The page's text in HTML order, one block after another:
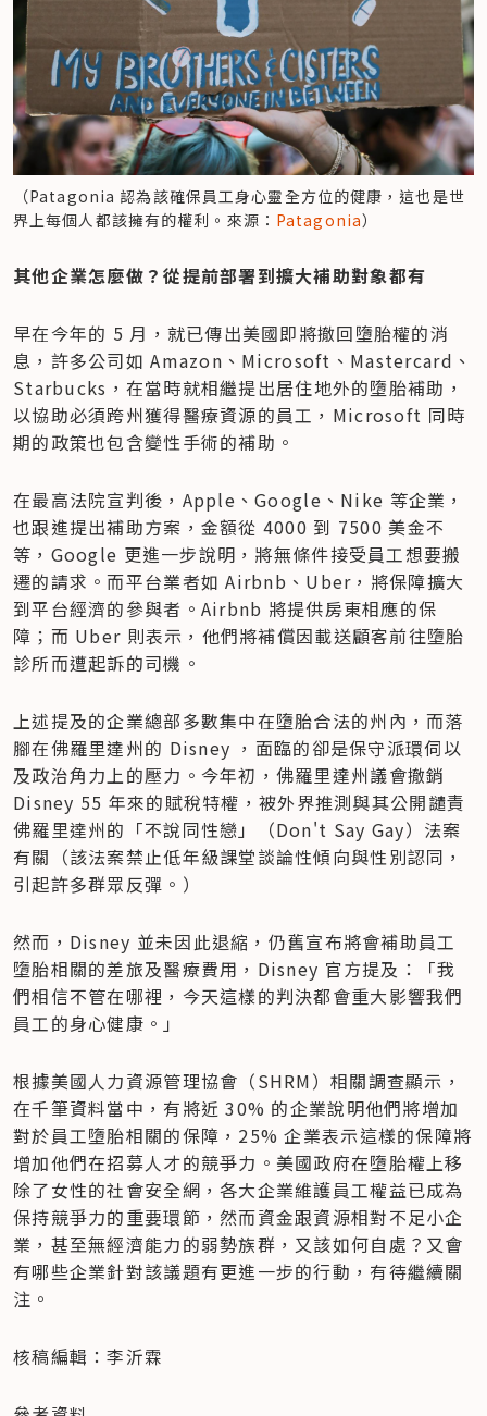
（Patagonia 認為該確保員工身心靈全方位的健康，這也是世
界上每個人都該擁有的權利。來源： Patagonia）
其他企業怎麼做？從提前部署到擴大補助對象都有
早在今年的 5 月，就已傳出美國即將撤回墮胎權的消
息，許多公司如 Amazon、Microsoft、Mastercard、
Starbucks，在當時就相繼提出居住地外的墮胎補助，
以協助必須跨州獲得醫療資源的員工，Microsoft 同時
期的政策也包含變性手術的補助。
在最高法院宣判後，Apple、Google、Nike 等企業，
也跟進提出補助方案，金額從 4000 到 7500 美金不
等，Google 更進一步說明，將無條件接受員工想要搬
遷的請求。而平台業者如 Airbnb、Uber，將保障擴大
到平台經濟的參與者。Airbnb 將提供房東相應的保
障；而 Uber 則表示，他們將補償因載送顧客前往墮胎
診所而遭起訴的司機。
上述提及的企業總部多數集中在墮胎合法的州內，而落
腳在佛羅里達州的 Disney ，面臨的卻是保守派環伺以
及政治角力上的壓力。今年初，佛羅里達州議會撤銷
Disney 55 年來的賦稅特權，被外界推測與其公開譴責
佛羅里達州的「不說同性戀」（Don't Say Gay）法案
有關（該法案禁止低年級課堂談論性傾向與性別認同，
引起許多群眾反彈。）
然而，Disney 並未因此退縮，仍舊宣布將會補助員工
墮胎相關的差旅及醫療費用，Disney 官方提及：「我
們相信不管在哪裡，今天這樣的判決都會重大影響我們
員工的身心健康。」
根據美國人力資源管理協會（SHRM）相關調查顯示，
在千筆資料當中，有將近 30% 的企業說明他們將增加
對於員工墮胎相關的保障，25% 企業表示這樣的保障將
增加他們在招募人才的競爭力。美國政府在墮胎權上移
除了女性的社會安全網，各大企業維護員工權益已成為
保持競爭力的重要環節，然而資金跟資源相對不足小企
業，甚至無經濟能力的弱勢族群，又該如何自處？又會
有哪些企業針對該議題有更進一步的行動，有待繼續關
注。
核稿編輯：李沂霖